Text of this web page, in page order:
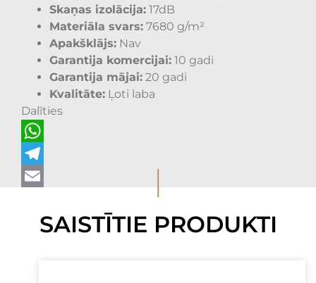
Skaņas izolācija: 17dB
Materiāla svars: 7680 g/m²
Apakšklājs: Nav
Garantija komercijai: 10 gadi
Garantija mājai: 20 gadi
Kvalitāte: Ļoti laba
Dalīties
WhatsApp
Telegram
I
SAISTĪTIE PRODUKTI